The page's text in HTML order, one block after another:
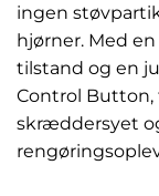
ingen
hjørner. Med
tilstand og en
Control
skræddersyet